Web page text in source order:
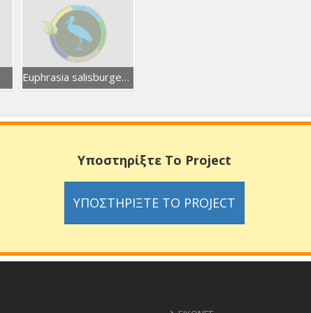
Euphrasia salisburgensis
Υποστηρίξτε Το Project
ΥΠΟΣΤΗΡΊΞΤΕ ΤΟ PROJECT